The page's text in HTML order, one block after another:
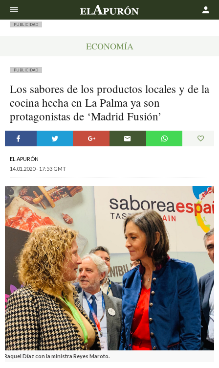
PUBLICIDAD
ECONOMÍA
PUBLICIDAD
Los sabores de los productos locales y de la
cocina hecha en La Palma ya son
protagonistas de ‘Madrid Fusión’
EL APURÓN
14.01.2020 - 17:53 GMT
Raquel Díaz con la ministra Reyes Maroto.